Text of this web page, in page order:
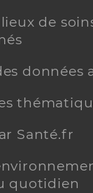
de
données
Santé.fr
quotidien